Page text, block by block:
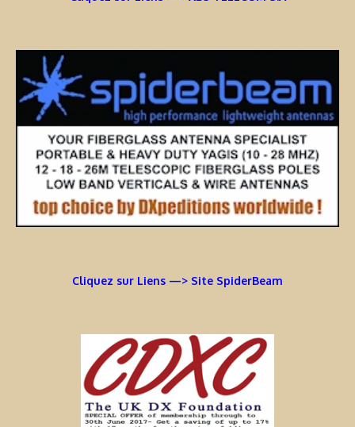
Cliquez sur Liens —> Site SpiderBeam